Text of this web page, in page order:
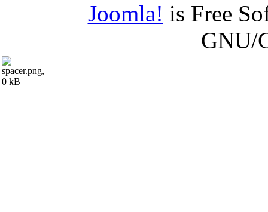
Joomla! is Free
GNU/